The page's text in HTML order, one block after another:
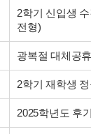
2학기 신입생
전형)
광복절 대체공
2학기 재학생
2025학년도 후